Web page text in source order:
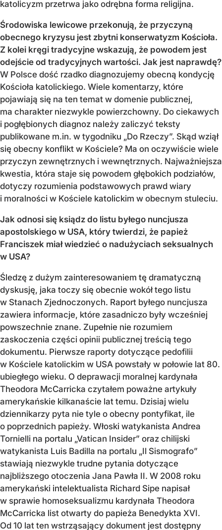
katolicyzm przetrwa jako odrębna forma religijna.
Środowiska lewicowe przekonują, że przyczyną
obecnego kryzysu jest zbytni konserwatyzm Kościoła.
Z kolei kręgi tradycyjne wskazują, że powodem jest
odejście od tradycyjnych wartości. Jak jest naprawdę?
W Polsce dość rzadko diagnozujemy obecną kondycję
Kościoła katolickiego. Wiele komentarzy, które
pojawiają się na ten temat w domenie publicznej,
ma charakter niezwykle powierzchowny. Do ciekawych
i pogłębionych diagnoz należy zaliczyć teksty
publikowane m.in. w tygodniku „Do Rzeczy”. Skąd wziął
się obecny konflikt w Kościele? Ma on oczywiście wiele
przyczyn zewnętrznych i wewnętrznych. Najważniejsza
kwestia, która staje się powodem głębokich podziałów,
dotyczy rozumienia podstawowych prawd wiary
i moralności w Kościele katolickim w obecnym stuleciu.
Jak odnosi się ksiądz do listu byłego nuncjusza
apostolskiego w USA, który twierdzi, że papież
Franciszek miał wiedzieć o nadużyciach seksualnych
w USA?
Śledzę z dużym zainteresowaniem tę dramatyczną
dyskusję, jaka toczy się obecnie wokół tego listu
w Stanach Zjednoczonych. Raport byłego nuncjusza
zawiera informacje, które zasadniczo były wcześniej
powszechnie znane. Zupełnie nie rozumiem
zaskoczenia części opinii publicznej treścią tego
dokumentu. Pierwsze raporty dotyczące pedofilii
w Kościele katolickim w USA powstały w połowie lat 80.
ubiegłego wieku. O deprawacji moralnej kardynała
Theodora McCarricka czytałem poważne artykuły
amerykańskie kilkanaście lat temu. Dzisiaj wielu
dziennikarzy pyta nie tyle o obecny pontyfikat, ile
o poprzednich papieży. Włoski watykanista Andrea
Tornielli na portalu „Vatican Insider” oraz chilijski
watykanista Luis Badilla na portalu „Il Sismografo”
stawiają niezwykle trudne pytania dotyczące
najbliższego otoczenia Jana Pawła II. W 2008 roku
amerykański intelektualista Richard Sipe napisał
w sprawie homoseksualizmu kardynała Theodora
McCarricka list otwarty do papieża Benedykta XVI.
Od 10 lat ten wstrząsający dokument jest dostępny